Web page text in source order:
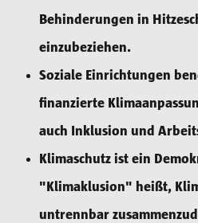
Behinderungen in
einzubeziehen.
Soziale Einrichtungen
finanzierte
auch Inklusion und
Klimaschutz ist ein
"Klimaklusion" heißt,
untrennbar